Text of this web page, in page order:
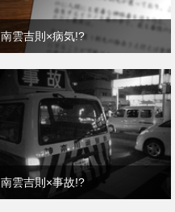
南雲吉則×病気!?
南雲吉則×事故!?